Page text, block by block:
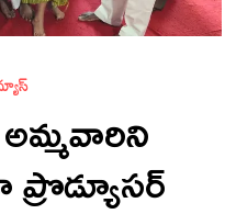
ప్రొడ్యూసర్